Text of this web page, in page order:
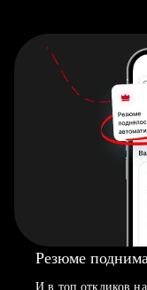
Резюме
И в топ откликов